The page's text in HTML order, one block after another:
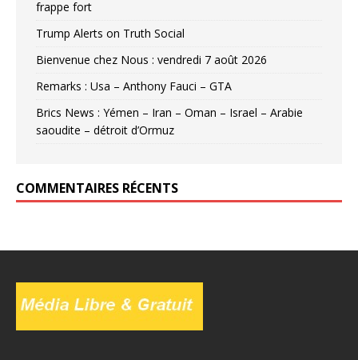
frappe fort
Trump Alerts on Truth Social
Bienvenue chez Nous : vendredi 7 août 2026
Remarks : Usa – Anthony Fauci – GTA
Brics News : Yémen – Iran – Oman – Israel – Arabie
saoudite – détroit d’Ormuz
COMMENTAIRES RÉCENTS